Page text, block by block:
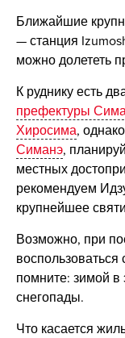
Ближайшие
— станция
можно долететь
К руднику есть
префектуры
Хиросима,
Симанэ,
местных
рекомендуем
крупнейшее
Возможно, при
помните: зимой в
снегопады.
Что касается